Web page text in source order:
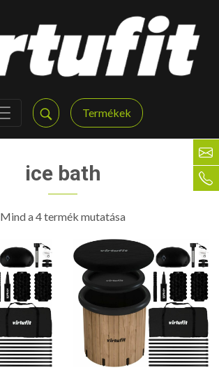
Termékek
ice bath
Mind a 4 termék mutatása